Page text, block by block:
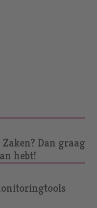
Dan graag
hebt!